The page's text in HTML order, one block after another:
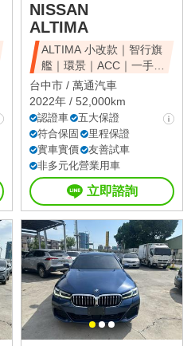
NISSAN
ALTIMA
ALTIMA 小改款｜智行旗
艦｜環景｜ACC｜一手美
車
台中市 / 萬通汽車
2022年 / 52,000km
認證車
五大保證
符合保固
里程保證
實車實價
友善試車
非多元化營業用車
立即諮詢